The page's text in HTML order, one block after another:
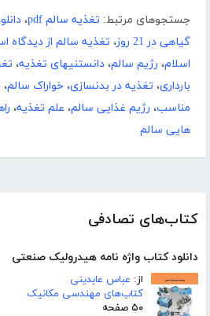
کتاب‌های تصادفی
دانلود کتاب واژه نامه هیدرولیک صنعتی
از: عباس عابدینی
کتاب‌های مهندسی مکانیک
۵۰ صفحه
جستجوهای مرتبط: تغذیه سالم pdf ،
گیاهی در 21 روز
، تغذیه سالم از دیدگاه
اسلام، رژیم سالم، دانستنیهای تغذیه،
بارداری، تغذیه در بدنسازی، خواراک سالم،
مناسب، رژیم غذایی سالم، علم تغذیه،
هایی سالم